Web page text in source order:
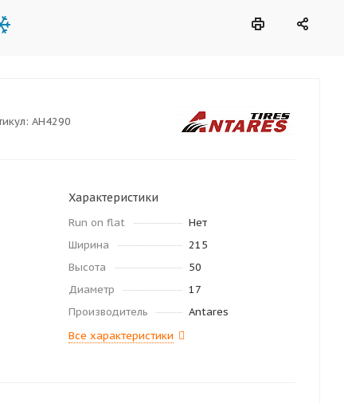
AH4290
Характеристики
Run on flat
Нет
Ширина
215
Высота
50
Диаметр
17
Производитель
Antares
Все характеристики